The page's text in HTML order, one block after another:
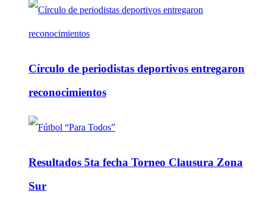
Círculo de periodistas deportivos entregaron
reconocimientos
Resultados 5ta fecha Torneo Clausura Zona
Sur